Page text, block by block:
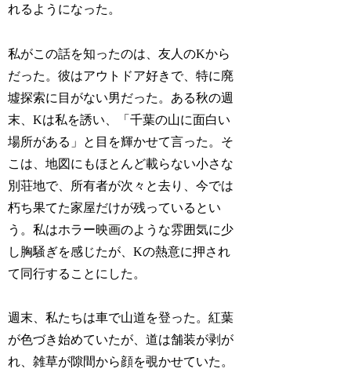
れるようになった。
私がこの話を知ったのは、友人のKから
だった。彼はアウトドア好きで、特に廃
墟探索に目がない男だった。ある秋の週
末、Kは私を誘い、「千葉の山に面白い
場所がある」と目を輝かせて言った。そ
こは、地図にもほとんど載らない小さな
別荘地で、所有者が次々と去り、今では
朽ち果てた家屋だけが残っているとい
う。私はホラー映画のような雰囲気に少
し胸騒ぎを感じたが、Kの熱意に押され
て同行することにした。
週末、私たちは車で山道を登った。紅葉
が色づき始めていたが、道は舗装が剥が
れ、雑草が隙間から顔を覗かせていた。